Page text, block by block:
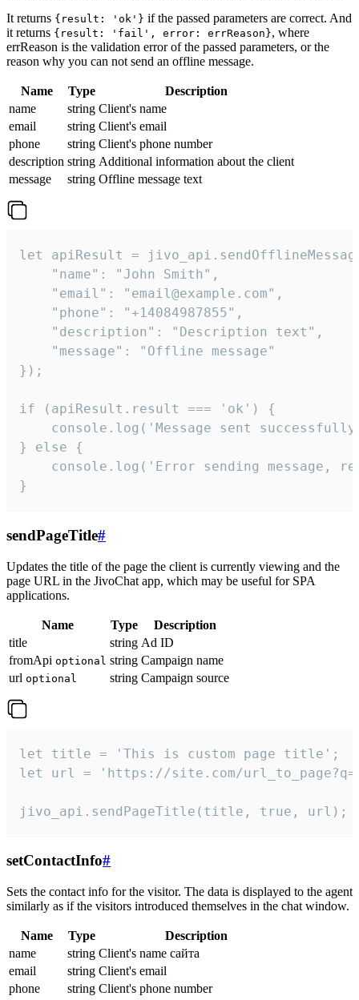
It returns {result: 'ok'} if the passed parameters are correct. And
it returns {result: 'fail', error: errReason}, where
errReason is the validation error of the passed parameters, or the
reason why you can not send an offline message.
Name Type
Description
name
string Client's name
email
string Client's email
phone
string Client's phone number
description string Additional information about the client
message
string Offline message text
let apiResult =
    "name": "John Smith",
    "email": "email@example.com",
    "phone": "+14084987855",
    "description": "Description text",
    "message": "Offline message"
});
if (apiResult.result === 'ok') {
console.log('Message sent
} else {
console.log('Error sending message,
}
sendPageTitle#
Updates the title of the page the client is currently viewing and the
page URL in the JivoChat app, which may be useful for SPA
applications.
Name Type
Description
title
string Ad ID
fromApi optional string Campaign name
url optional string Campaign source
let title = 'This is custom page title';
let url = 'https://site.com/
jivo_api.sendPageTitle(title, true, url);
setContactInfo#
Sets the contact info for the visitor. The data is displayed to the agent
similarly as if the visitors introduced themselves in the chat window.
Name Type
Description
name
string Client's name сайта
email
string Client's email
phone
string Client's phone number